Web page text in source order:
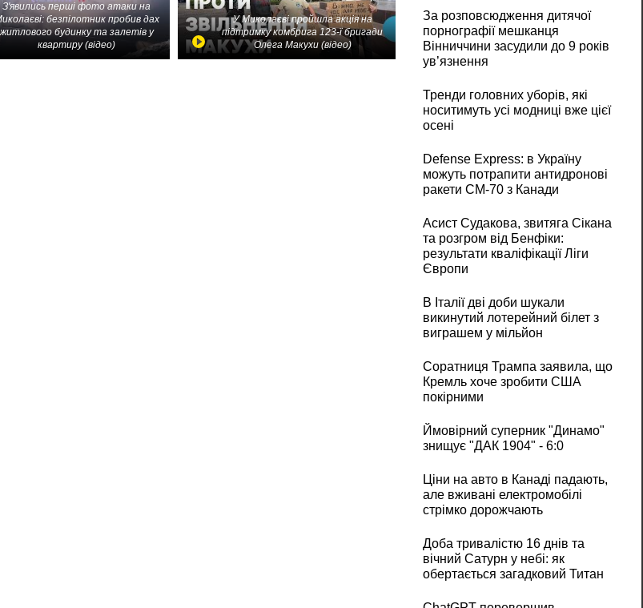
З'явились перші фото атаки на
безпілотник пробив дах
житлового будинку та залетів у
квартиру (відео)
У Миколаєві пройшла акція на
підтримку комбрига 123-ї бригади
Олега Макухи (відео)
За розповсюдження дитячої
порнографії мешканця
Вінниччини засудили до 9 років
ув’язнення
Тренди головних уборів, які
носитимуть усі модниці вже цієї
осені
Defense Express: в Україну
можуть потрапити антидронові
ракети CM-70 з Канади
Асист Судакова, звитяга Сікана
та розгром від Бенфіки:
результати кваліфікації Ліги
Європи
В Італії дві доби шукали
викинутий лотерейний білет з
виграшем у мільйон
Соратниця Трампа заявила, що
Кремль хоче зробити США
покірними
Ймовірний суперник "Динамо"
знищує "ДАК 1904" - 6:0
Ціни на авто в Канаді падають,
але вживані електромобілі
стрімко дорожчають
Доба тривалістю 16 днів та
вічний Сатурн у небі: як
обертається загадковий Титан